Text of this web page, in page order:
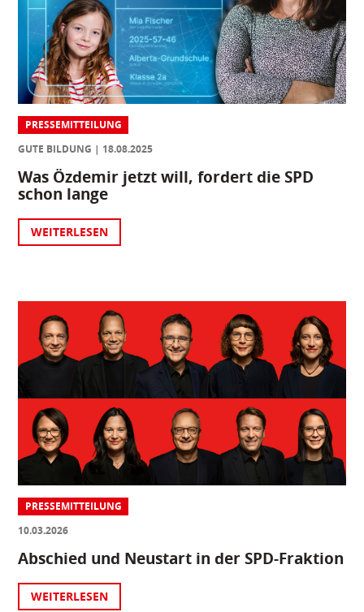
PRESSEMITTEILUNG
GUTE BILDUNG
18.08.2025
Was Özdemir jetzt will, fordert die SPD
schon lange
WEITERLESEN
PRESSEMITTEILUNG
10.03.2026
Abschied und Neustart in der SPD-Fraktion
WEITERLESEN